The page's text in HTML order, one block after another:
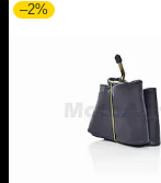
–2%